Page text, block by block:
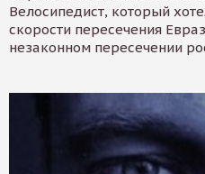
Велосипедист, который
скорости пересечения
незаконном пересечении